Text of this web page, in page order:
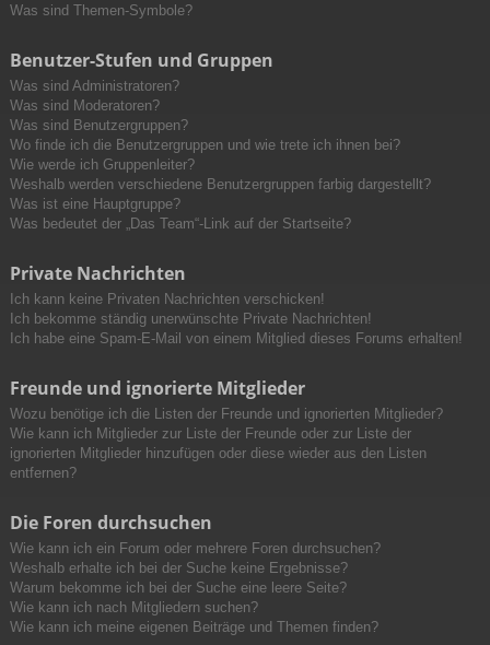
Was sind Themen-Symbole?
Benutzer-Stufen und Gruppen
Was sind Administratoren?
Was sind Moderatoren?
Was sind Benutzergruppen?
Wo finde ich die Benutzergruppen und wie trete ich ihnen bei?
Wie werde ich Gruppenleiter?
Weshalb werden verschiedene Benutzergruppen farbig dargestellt?
Was ist eine Hauptgruppe?
Was bedeutet der „Das Team“-Link auf der Startseite?
Private Nachrichten
Ich kann keine Privaten Nachrichten verschicken!
Ich bekomme ständig unerwünschte Private Nachrichten!
Ich habe eine Spam-E-Mail von einem Mitglied dieses Forums erhalten!
Freunde und ignorierte Mitglieder
Wozu benötige ich die Listen der Freunde und ignorierten Mitglieder?
Wie kann ich Mitglieder zur Liste der Freunde oder zur Liste der
ignorierten Mitglieder hinzufügen oder diese wieder aus den Listen
entfernen?
Die Foren durchsuchen
Wie kann ich ein Forum oder mehrere Foren durchsuchen?
Weshalb erhalte ich bei der Suche keine Ergebnisse?
Warum bekomme ich bei der Suche eine leere Seite?
Wie kann ich nach Mitgliedern suchen?
Wie kann ich meine eigenen Beiträge und Themen finden?